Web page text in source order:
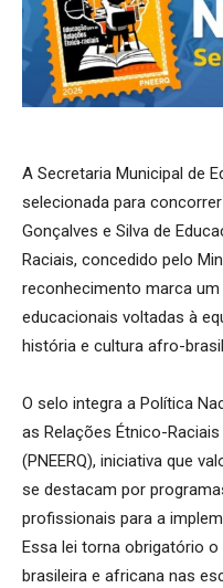
A Secretaria Municipal de
selecionada para
Gonçalves e Silva de
Raciais, concedido pelo
reconhecimento marca
educacionais voltadas à
história e cultura afro-
O selo integra a Política
as Relações Étnico-
(PNEERQ), iniciativa que
se destacam por
profissionais para a
Essa lei torna obrigatório
brasileira e africana nas